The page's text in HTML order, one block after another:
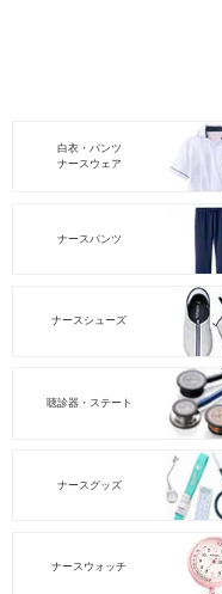
白衣・パンツ
ナースウェア
ナースパンツ
ナースシューズ
聴診器・ステート
ナースグッズ
ナースウォッチ